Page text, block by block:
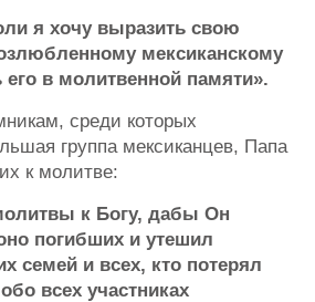
я хочу выразить свою
мексиканскому
его в молитвенной памяти».
среди которых
группа мексиканцев, Папа
к молитве:
к Богу, дабы Он
погибших и утешил
семей и всех, кто потерял
всех участниках